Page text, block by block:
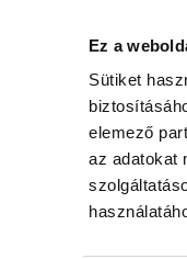
Ez a
Sütiket
elemező
az adatokat